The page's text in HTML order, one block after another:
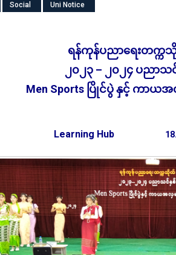
Social Uni Notice
ရန်ကုန်ပညာရေးတက္က
၂၀၂၃ – ၂၀၂၄ ပညာသ
Men Sports ပြိုင်ပွဲ နှင့် ကာယ
Learning Hub